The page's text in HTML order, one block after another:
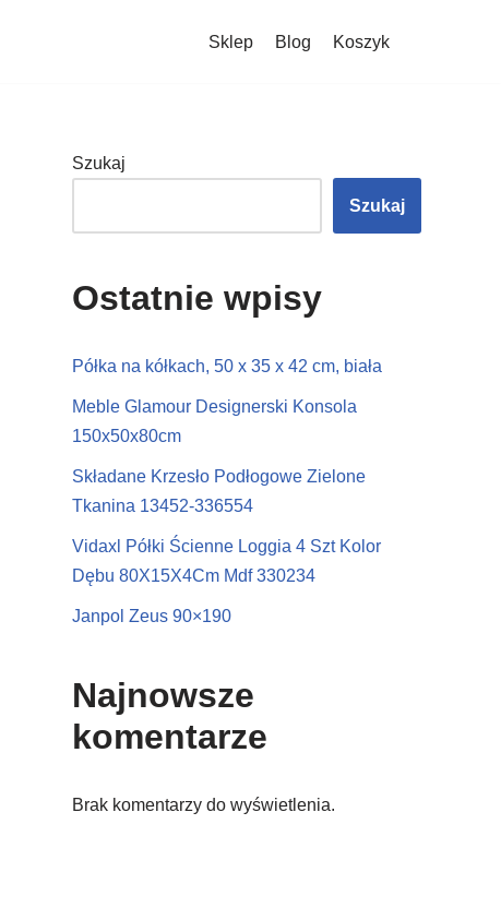
Sklep Blog Koszyk
Szukaj
Szukaj
Ostatnie wpisy
Półka na kółkach, 50 x 35 x 42 cm, biała
Meble Glamour Designerski Konsola
150x50x80cm
Składane Krzesło Podłogowe Zielone
Tkanina 13452-336554
Vidaxl Półki Ścienne Loggia 4 Szt Kolor
Dębu 80X15X4Cm Mdf 330234
Janpol Zeus 90×190
Najnowsze
komentarze
Brak komentarzy do wyświetlenia.